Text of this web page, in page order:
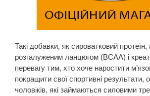
Такі добавки, як сироватковий протеїн,
розгалуженим ланцюгом (BCAA) і
перевагу тим, хто хоче наростити
покращити свої спортивні результати,
чоловіків, які займаються силовими